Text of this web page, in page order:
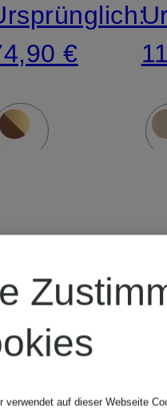
€
verwendet auf dieser Webseite